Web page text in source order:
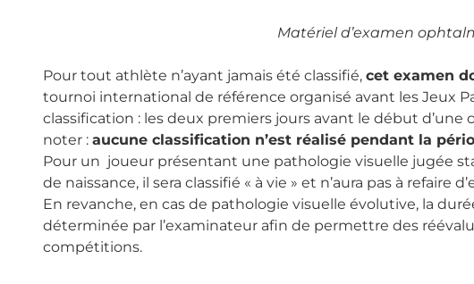
Matériel d’examen
Pour tout athlète n’ayant jamais été classifié, cet examen
tournoi international de référence organisé avant les Jeux
classification : les deux premiers jours avant le début
noter : aucune classification n’est réalisé pendant la
Pour un joueur présentant une pathologie visuelle jugée
de naissance, il sera classifié « à vie » et n’aura pas à refaire
En revanche, en cas de pathologie visuelle évolutive, la
déterminée par l’examinateur afin de permettre des
compétitions.